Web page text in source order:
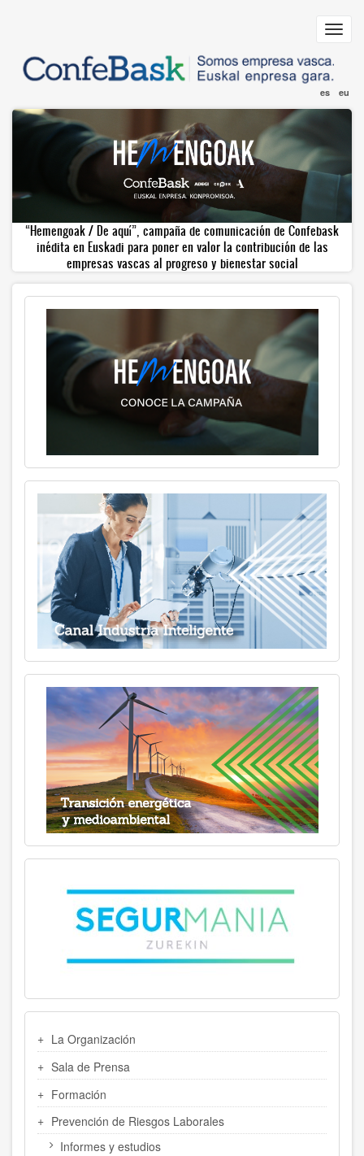
principal
es eu
“Hemengoak / De aquí”, campaña de comunicación de Confebask
inédita en Euskadi para poner en valor la contribución de las
empresas vascas al progreso y bienestar social
LATERAL
La Organización
Sala de Prensa
Formación
Prevención de Riesgos Laborales
Informes y estudios